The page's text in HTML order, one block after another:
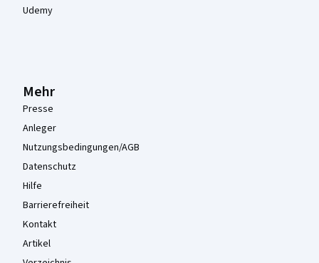
Udemy
Mehr
Presse
Anleger
Nutzungsbedingungen/AGB
Datenschutz
Hilfe
Barrierefreiheit
Kontakt
Artikel